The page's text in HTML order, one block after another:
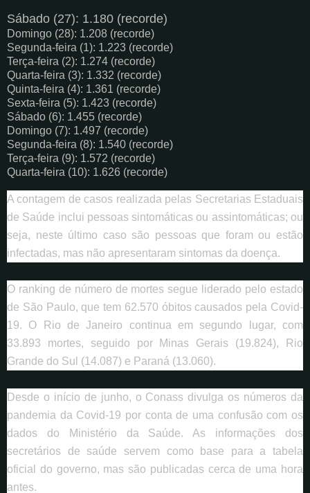
Sábado (27): 1.180 (recorde)
Domingo (28): 1.208 (recorde)
Segunda-feira (1): 1.223 (recorde)
Terça-feira (2): 1.274 (recorde)
Quarta-feira (3): 1.332 (recorde)
Quinta-feira (4): 1.361 (recorde)
Sexta-feira (5): 1.423 (recorde)
Sábado (6): 1.455 (recorde)
Domingo (7): 1.497 (recorde)
Segunda-feira (8): 1.540 (recorde)
Terça-feira (9): 1.572 (recorde)
Quarta-feira (10): 1.626 (recorde)
A contagem de casos realizada pelas Secretarias Estaduais
de Saúde inclui pessoas sintomáticas ou assintomáticas; ou
seja, neste último caso são pessoas que foram ou estão
infectadas, mas não apresentaram sintomas da doença.
O ranking de número de mortes segue liderado pelo estado
de São Paulo, que tem 62.570 óbitos causados pela Covid-
19. O Rio de Janeiro continua em segundo lugar, com
33.893 mortes, seguido por Minas Gerais (19.824), Rio
Grande do Sul (14.087) e Paraná (13.060).
Desde o início de junho, o Conass divulga os números da
pandemia da Covid-19 por conta de uma confusão com os
dados do Ministério da Saúde. As informações dos
secretários de saúde servem como base para a tabela
oficial do governo, mas são publicadas cerca de uma hora
antes.